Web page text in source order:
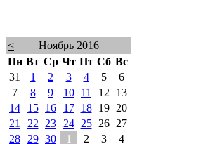
<
Ноябрь 2016
Пн Вт Ср Чт Пт Сб Вс
31
1 2 3 4 5
6
7
8 9 10 11 12
13
14
15 16 17 18 19
20
21
22 23 24 25 26
27
28
29 30 1 2 3 4